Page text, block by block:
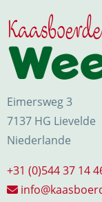
Eimersweg 3
7137 HG Lievelde
Niederlande
+31 (0)544 37 14